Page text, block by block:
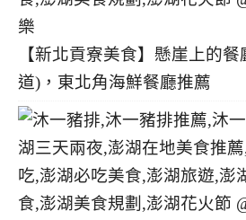
【新北貢寮美食】懸崖上的餐
道)，東北角海鮮餐廳推薦